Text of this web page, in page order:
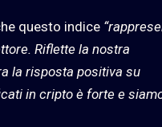
questo indice
Riflette la nostra
la risposta positiva su
in cripto è forte e